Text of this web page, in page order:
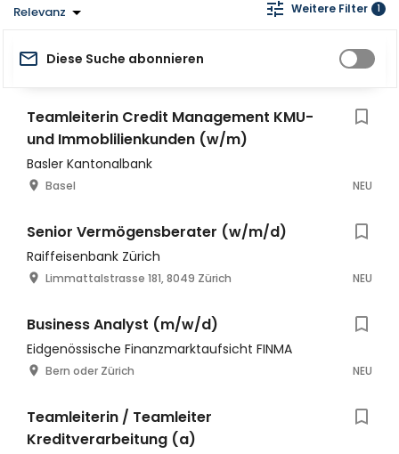
Relevanz Weitere Filter 1
Diese Suche abonnieren
Teamleiterin Credit Management KMU-
und Immoblilienkunden (w/m)
Basler Kantonalbank
Basel NEU
Senior Vermögensberater (w/m/d)
Raiffeisenbank Zürich
Limmattalstrasse 181, 8049 Zürich NEU
Business Analyst (m/w/d)
Eidgenössische Finanzmarktaufsicht FINMA
Bern oder Zürich NEU
Teamleiterin / Teamleiter
Kreditverarbeitung (a)